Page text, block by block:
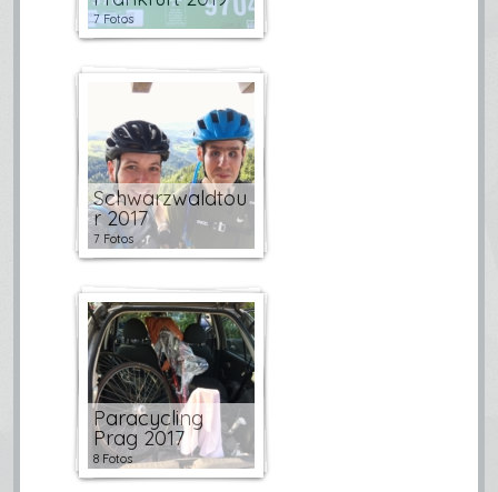
7 Fotos
Schwarzwaldtou
r 2017
7 Fotos
Paracycling
Prag 2017
8 Fotos